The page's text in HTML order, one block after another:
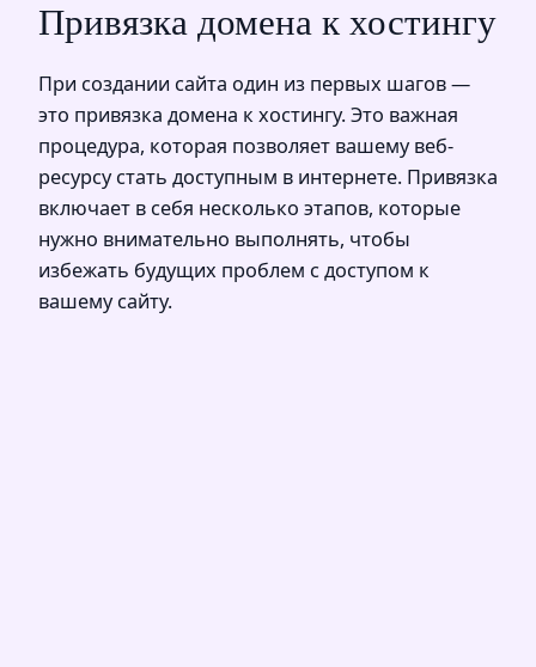
Привязка домена к хостингу
При создании сайта один из первых шагов —
это привязка домена к хостингу. Это важная
процедура, которая позволяет вашему веб-
ресурсу стать доступным в интернете. Привязка
включает в себя несколько этапов, которые
нужно внимательно выполнять, чтобы
избежать будущих проблем с доступом к
вашему сайту.